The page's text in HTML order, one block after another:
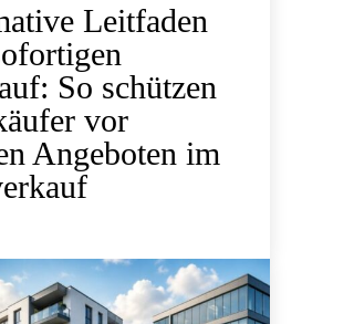
Leitfaden
So schützen
vor
Angeboten im